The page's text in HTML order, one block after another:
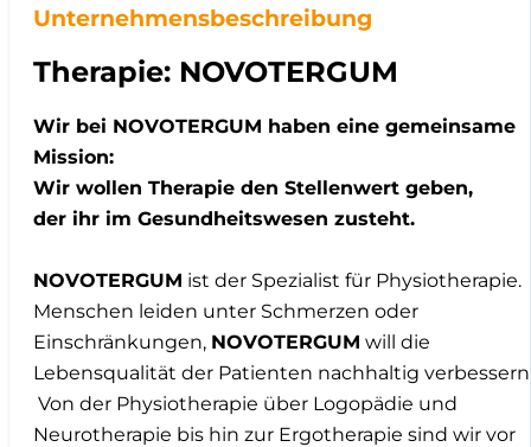
Unternehmensbeschreibung
Therapie: NOVOTERGUM
Wir bei NOVOTERGUM haben eine gemeinsame
Mission:
Wir wollen Therapie den Stellenwert geben,
der ihr im Gesundheitswesen zusteht.
NOVOTERGUM ist der Spezialist für Physiotherapie.
Menschen leiden unter Schmerzen oder
Einschränkungen, NOVOTERGUM will die
Lebensqualität der Patienten nachhaltig
Von der Physiotherapie über Logopädie und
Neurotherapie bis hin zur Ergotherapie sind wir vor